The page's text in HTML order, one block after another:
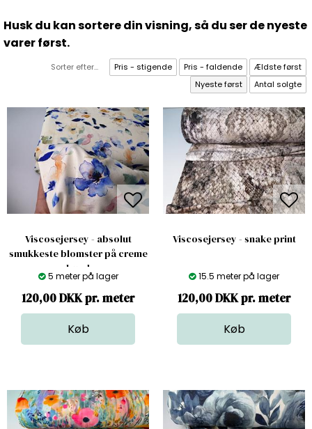
Husk du kan sortere din visning, så du ser de nyeste
varer først.
Sorter efter... Pris - stigende Pris - faldende
Ældste først
Nyeste først
Antal solgte
Viscosejersey - absolut
smukkeste blomster på creme
bund
5 meter på lager
120,00 DKK pr. meter
Viscosejersey - snake print
15.5 meter på lager
120,00 DKK pr. meter